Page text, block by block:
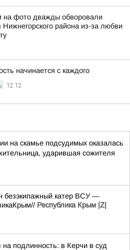
на фото дважды обворовали
Нижнегорского района из-за любви
начинается с каждого
12:12
на скамье подсудимых оказалась
ударившая сожителя
безэкипажный катер ВСУ —
Республика Крым |Z|
на подлинность: в Керчи в суд